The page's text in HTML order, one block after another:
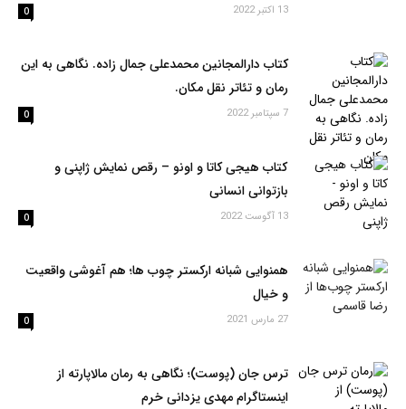
13 اکتبر 2022 0
کتاب دارالمجانین محمدعلی جمال زاده. نگاهی به این
رمان و تئاتر نقل مکان.
7 سپتامبر 2022 0
كتاب هیجی کاتا و اونو – رقص نمایش ژاپنی و
بازتوانی انسانی
13 آگوست 2022 0
همنوایی شبانه ارکستر چوب ها؛ هم آغوشی واقعیت
و خیال
27 مارس 2021 0
ترس جان (پوست)؛ نگاهی به رمان مالاپارته از
اینستاگرام مهدی یزدانی خرم